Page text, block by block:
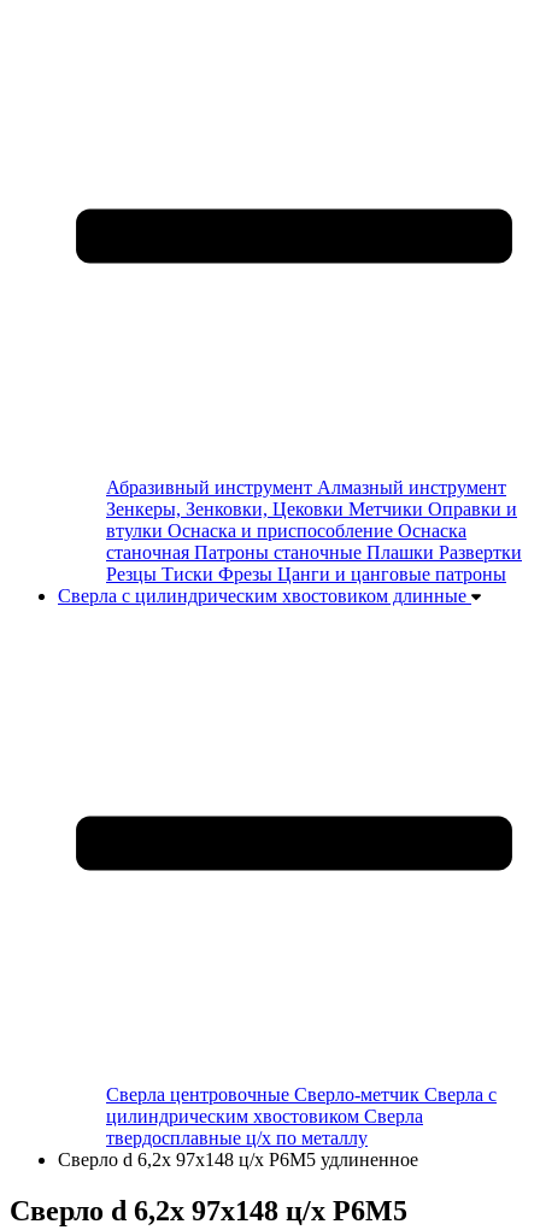
Абразивный инструмент Алмазный инструмент
Зенкеры, Зенковки, Цековки Метчики Оправки и
втулки Оснаска и приспособление Оснаска
станочная Патроны станочные Плашки Развертки
Резцы Тиски Фрезы Цанги и цанговые патроны
Сверла с цилиндрическим хвостовиком длинные
Сверла центровочные Сверло-метчик Сверла с
цилиндрическим хвостовиком Сверла
твердосплавные ц/х по металлу
Сверло d 6,2х 97х148 ц/х Р6М5 удлиненное
Сверло d 6,2х 97х148 ц/х Р6М5